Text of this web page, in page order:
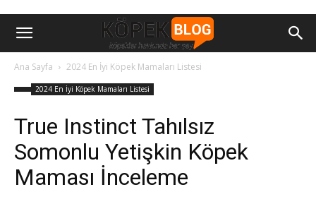
Ana Sayfa 2024 En İyi Köpek Mamaları Listesi
2024 En İyi Köpek Mamaları Listesi
True Instinct Tahılsız
Somonlu Yetişkin Köpek
Maması İnceleme